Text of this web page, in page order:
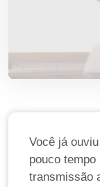
Você já
pouco
transmissão